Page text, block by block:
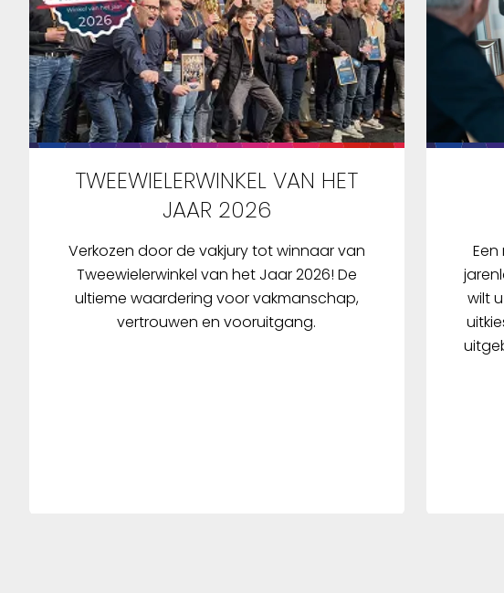
TWEEWIELERWINKEL VAN HET
JAAR 2026
Verkozen door de vakjury tot winnaar van
Tweewielerwinkel van het Jaar 2026! De
ultieme waardering voor vakmanschap,
vertrouwen en vooruitgang.
wilt